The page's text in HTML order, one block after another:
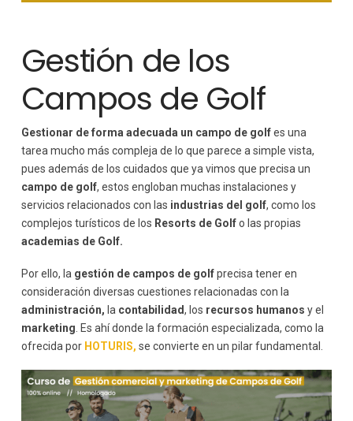
Gestión de los
Campos de Golf
Gestionar de forma adecuada un campo de golfes una
tarea mucho más compleja de lo que parece a simple vista,
pues además de los cuidados que ya vimos que precisa un
campo de golf, estos engloban muchas instalaciones y
servicios relacionados con las industrias del golf, como los
complejos turísticos de los Resorts de Golfo las propias
academias de Golf.
Por ello, la gestión de campos de golfprecisa tener en
consideración diversas cuestiones relacionadas con la
administración, la contabilidad, los recursos humanos y el
marketing . Es ahí donde la formación especializada, como la
ofrecida por HOTURIS, se convierte en un pilar fundamental.